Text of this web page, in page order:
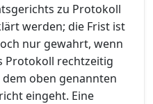
zu Protokoll
werden; die Frist ist
nur gewahrt, wenn
Protokoll rechtzeitig
dem oben genannten
eingeht. Eine